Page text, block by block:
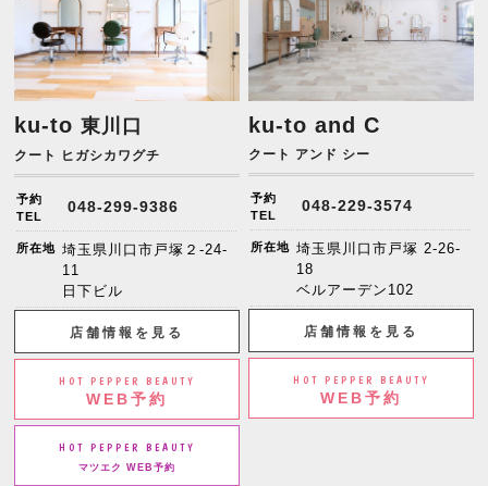
ku-to東川口
クート ヒガシカワグチ
予約
TEL
048-299-9386
所在地 埼玉県川口市戸塚２-24-
11
日下ビル
店舗情報を見る
HOT PEPPER BEAUTY
WEB予約
HOT PEPPER BEAUTY
マツエク WEB予約
ku-to and C
クート アンド シー
予約
TEL
048-229-3574
所在地 埼玉県川口市戸塚 2-26-
18
ベルアーデン102
店舗情報を見る
HOT PEPPER BEAUTY
WEB予約